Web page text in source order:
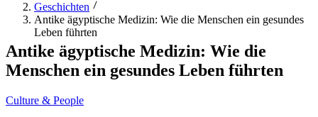
Geschichten
Antike ägyptische Medizin: Wie die Menschen ein gesundes
Leben führten
Antike ägyptische Medizin: Wie die
Menschen ein gesundes Leben führten
Culture & People